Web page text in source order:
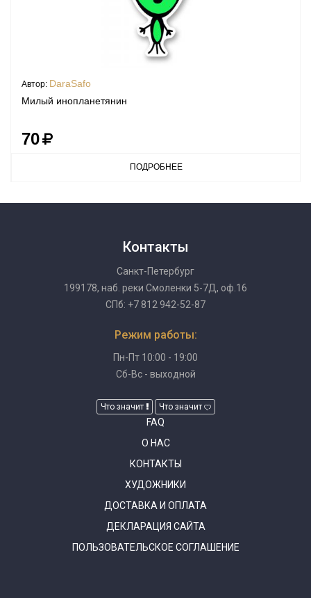
Автор: DaraSafo
Милый инопланетянин
70
ПОДРОБНЕЕ
Контакты
Санкт-Петербург
199178, наб. реки Смоленки 5-7Д, оф.16
СПб: +7 812 942-52-87
Режим работы:
Пн-Пт 10:00 - 19:00
Сб-Вс - выходной
Что значит Что значит
FAQ
О НАС
КОНТАКТЫ
ХУДОЖНИКИ
ДОСТАВКА И ОПЛАТА
ДЕКЛАРАЦИЯ САЙТА
ПОЛЬЗОВАТЕЛЬСКОЕ СОГЛАШЕНИЕ